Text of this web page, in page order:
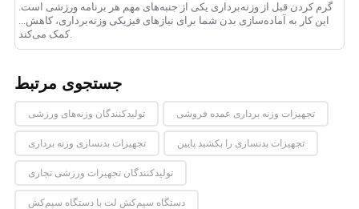
گرم کردن قبل از وزنه‌برداری یکی از جنبه‌های مهم هر برنامه ورزشی است.
این کار به آماده‌سازی بدن شما برای نیازهای فیزیکی وزنه‌برداری، کاهش...
کمک می‌کند.
جستجوی مرتبط
تولیدکنندگان وزنه‌های ورزشی تجهیزات وزنه برداری عمده فروشی
تجهیزات بدنسازی وزنه برداری تجهیزات بدنسازی را بکشید پایین
تولیدکنندگان تجهیزات ورزشی تجاری
دستگاه سیم‌کش لت با دستگاه سیم‌کش